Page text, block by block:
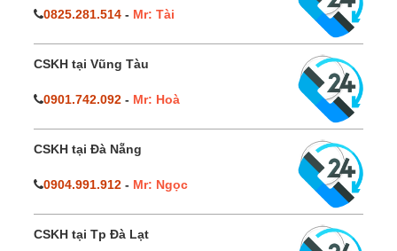
0825.281.514 - Mr: Tài
CSKH tại Vũng Tàu
0901.742.092 - Mr: Hoà
CSKH tại Đà Nẵng
0904.991.912 - Mr: Ngọc
CSKH tại Tp Đà Lạt